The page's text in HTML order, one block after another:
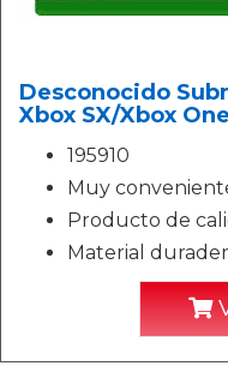
Desconocido
Xbox SX/Xbox One
195910
Muy
Producto de
Material